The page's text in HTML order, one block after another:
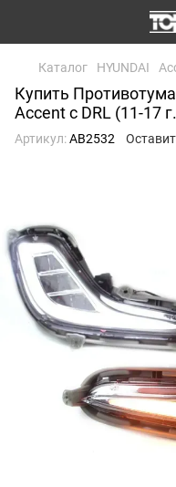
Каталог HYUNDAI
Купить
Accent с DRL (11-17
Артикул:AB2532